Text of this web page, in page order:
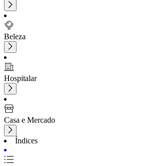
Beleza
Hospitalar
Casa e Mercado
Índices